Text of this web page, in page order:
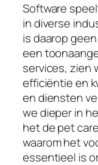
Software
in diverse
is daarop
een
services, zien
efficiëntie en
en diensten
we dieper in
het de pet
waarom het
essentieel is